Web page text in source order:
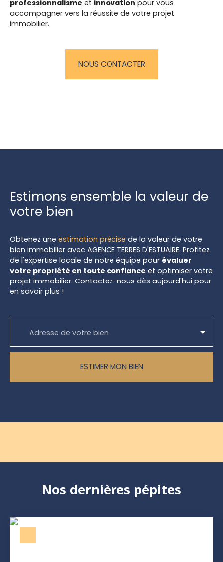
professionnalisme et innovation pour vous
accompagner vers la réussite de votre projet
immobilier.
NOUS CONTACTER
Estimons ensemble la valeur de
votre bien
Obtenez une estimation précise de la valeur de votre
bien immobilier avec AGENCE TERRES D'ESTUAIRE. Profitez
de l'expertise locale de notre équipe pour évaluer
votre propriété en toute confiance et optimiser votre
projet immobilier. Contactez-nous dès aujourd'hui pour
en savoir plus !
Adresse de votre bien
ESTIMER MON BIEN
Nos dernières pépites